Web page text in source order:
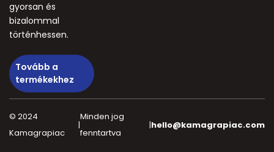
gyorsan és
bizalommal
történhessen.
Tovább a
termékekhez
© 2024
Kamagrapiac
|
Minden jog
fenntartva
|hello@kamagrapiac.com